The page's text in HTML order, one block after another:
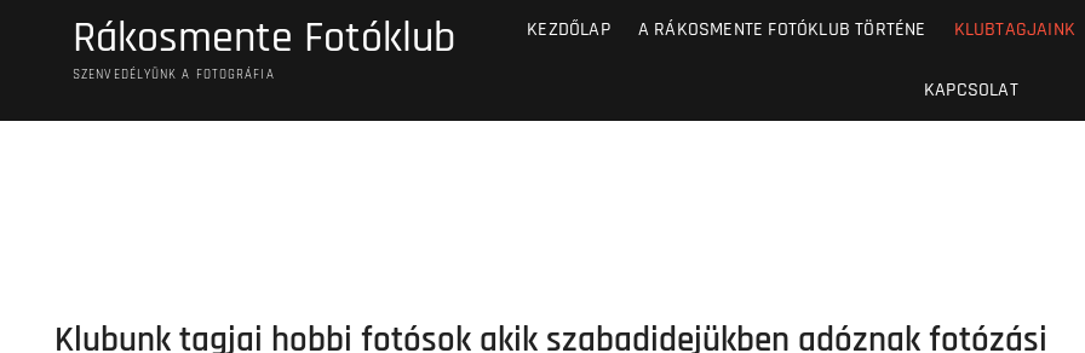
Rákosmente Fotóklub
SZENVEDÉLYÜNK A FOTOGRÁFIA
KEZDŐLAP A RÁKOSMENTE FOTÓKLUB TÖRTÉNE KLUBTAGJAINK
KAPCSOLAT
Klubunk tagjai hobbi fotósok akik szabadidejükben adóznak fotózási